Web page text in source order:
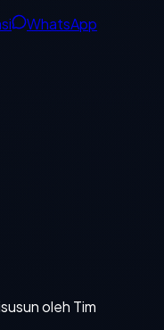
WhatsApp
oleh Tim